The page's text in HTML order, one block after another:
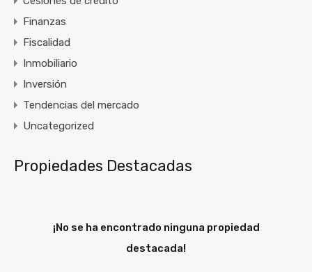
Finanzas
Fiscalidad
Inmobiliario
Inversión
Tendencias del mercado
Uncategorized
Propiedades Destacadas
¡No se ha encontrado ninguna propiedad
destacada!